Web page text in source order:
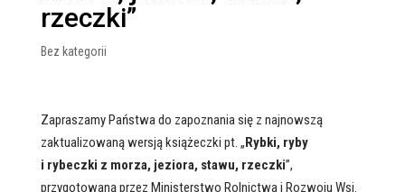
rzeczki”
Bez kategorii
Zapraszamy Państwa do zapoznania się z najnowszą
zaktualizowaną wersją książeczki pt. „Rybki, ryby
i rybeczki z morza, jeziora, stawu, rzeczki”,
przygotowaną przez Ministerstwo Rolnictwa i Rozwoju Wsi.